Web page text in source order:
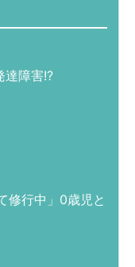
達障害!?
修行中」0歳児と